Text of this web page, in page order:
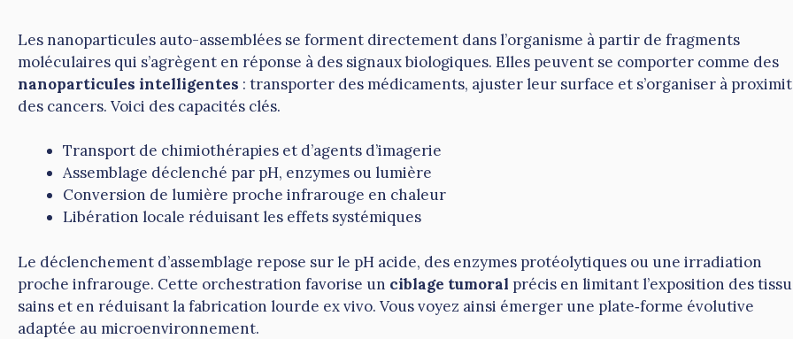
Les nanoparticules auto-assemblées se forment directement dans l’organisme à partir de fragments
moléculaires qui s’agrègent en réponse à des signaux biologiques. Elles peuvent se comporter comme des
nanoparticules intelligentes : transporter des médicaments, ajuster leur surface et s’organiser à
des cancers. Voici des capacités clés.
Transport de chimiothérapies et d’agents d’imagerie
Assemblage déclenché par pH, enzymes ou lumière
Conversion de lumière proche infrarouge en chaleur
Libération locale réduisant les effets systémiques
Le déclenchement d’assemblage repose sur le pH acide, des enzymes protéolytiques ou une irradiation
proche infrarouge. Cette orchestration favorise un ciblage tumoral précis en limitant l’exposition des
sains et en réduisant la fabrication lourde ex vivo. Vous voyez ainsi émerger une plate‑forme évolutive
adaptée au microenvironnement.